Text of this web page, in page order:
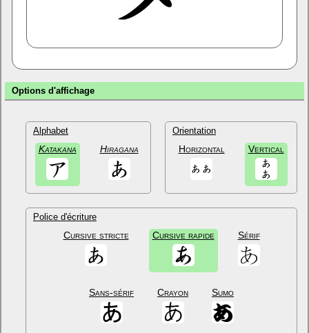
Options d'affichage
Alphabet
Katakana Hiragana
Orientation
Horizontal Vertical
Police d'écriture
Cursive stricte Cursive rapide Sérif
Sans-sérif Crayon Sumo